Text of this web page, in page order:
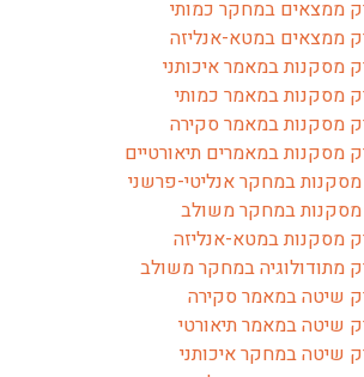
ממצאים במחקר כמותי
ממצאים במטא-אנליזה
מסקנות במאמר איכותני
מסקנות במאמר כמותי
מסקנות במאמר סקירה
מסקנות במאמרים תיאורטיים
במחקר אנליטי-פרשני
במחקר משולב
מסקנות במטא-אנליזה
מתודולוגיה במחקר משולב
שיטה במאמר סקירה
שיטה במאמר תיאורטי
שיטה במחקר איכותני